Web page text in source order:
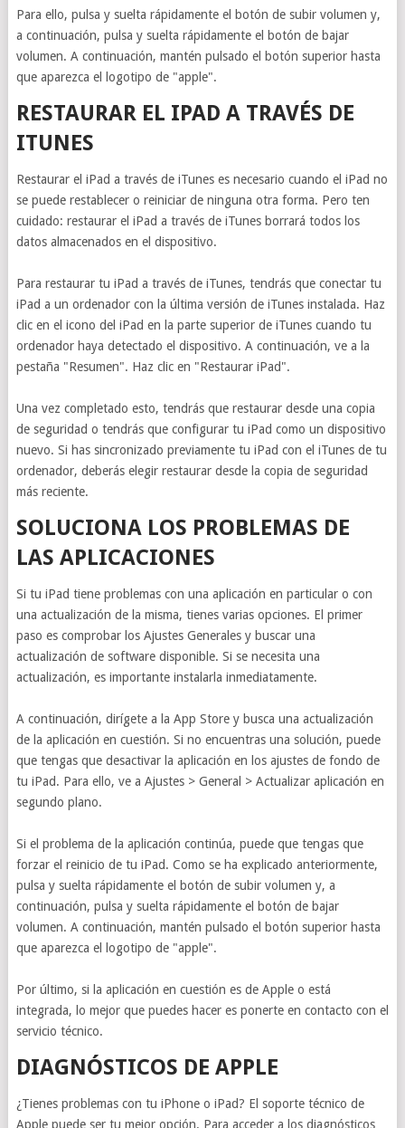
Para ello, pulsa y suelta rápidamente el botón de subir volumen y,
a continuación, pulsa y suelta rápidamente el botón de bajar
volumen. A continuación, mantén pulsado el botón superior hasta
que aparezca el logotipo de "apple".
RESTAURAR EL IPAD A TRAVÉS DE
ITUNES
Restaurar el iPad a través de iTunes es necesario cuando el iPad no
se puede restablecer o reiniciar de ninguna otra forma. Pero ten
cuidado: restaurar el iPad a través de iTunes borrará todos los
datos almacenados en el dispositivo.
Para restaurar tu iPad a través de iTunes, tendrás que conectar tu
iPad a un ordenador con la última versión de iTunes instalada. Haz
clic en el icono del iPad en la parte superior de iTunes cuando tu
ordenador haya detectado el dispositivo. A continuación, ve a la
pestaña "Resumen". Haz clic en "Restaurar iPad".
Una vez completado esto, tendrás que restaurar desde una copia
de seguridad o tendrás que configurar tu iPad como un dispositivo
nuevo. Si has sincronizado previamente tu iPad con el iTunes de tu
ordenador, deberás elegir restaurar desde la copia de seguridad
más reciente.
SOLUCIONA LOS PROBLEMAS DE
LAS APLICACIONES
Si tu iPad tiene problemas con una aplicación en particular o con
una actualización de la misma, tienes varias opciones. El primer
paso es comprobar los Ajustes Generales y buscar una
actualización de software disponible. Si se necesita una
actualización, es importante instalarla inmediatamente.
A continuación, dirígete a la App Store y busca una actualización
de la aplicación en cuestión. Si no encuentras una solución, puede
que tengas que desactivar la aplicación en los ajustes de fondo de
tu iPad. Para ello, ve a Ajustes > General > Actualizar aplicación en
segundo plano.
Si el problema de la aplicación continúa, puede que tengas que
forzar el reinicio de tu iPad. Como se ha explicado anteriormente,
pulsa y suelta rápidamente el botón de subir volumen y, a
continuación, pulsa y suelta rápidamente el botón de bajar
volumen. A continuación, mantén pulsado el botón superior hasta
que aparezca el logotipo de "apple".
Por último, si la aplicación en cuestión es de Apple o está
integrada, lo mejor que puedes hacer es ponerte en contacto con el
servicio técnico.
DIAGNÓSTICOS DE APPLE
¿Tienes problemas con tu iPhone o iPad? El soporte técnico de
Apple puede ser tu mejor opción. Para acceder a los diagnósticos